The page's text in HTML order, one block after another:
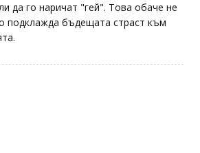
да го наричат "гей". Това обаче не
подклажда бъдещата страст към